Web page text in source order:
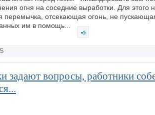
огня на соседние выработки. Для
перемычка, отсекающая огонь, не
им в помощь...
задают вопросы, работники